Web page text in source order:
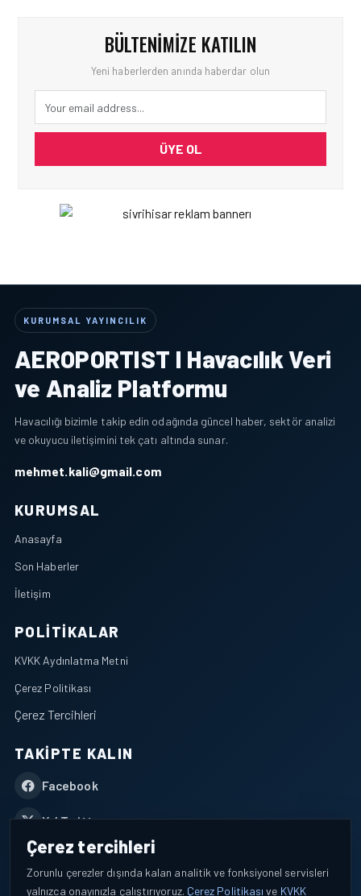
BÜLTENIMIZE KATILIN
Yeni haberlerden anında haberdar olun
ÜYE OL
KURUMSAL YAYINCILIK
AEROPORTIST I Havacılık Veri
ve Analiz Platformu
Havacılığı bizimle takip edin odağında güncel haber, sektör analizi
ve okuyucu iletişimini tek çatı altında sunar.
mehmet.kali@gmail.com
KURUMSAL
Anasayfa
Son Haberler
İletişim
POLITIKALAR
KVKK Aydınlatma Metni
Çerez Politikası
Çerez Tercihleri
TAKIPTE KALIN
Facebook
X / Twitter
YouTube
WhatsApp
Çerez tercihleri
Zorunlu çerezler dışında kalan analitik ve fonksiyonel servisleri
yalnızca onayınızla çalıştırıyoruz. Çerez Politikası ve KVKK